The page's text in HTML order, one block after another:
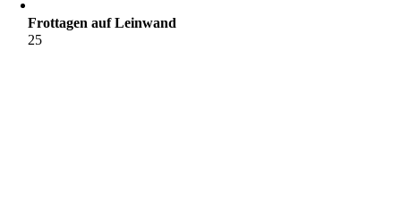
Frottagen auf Leinwand
25